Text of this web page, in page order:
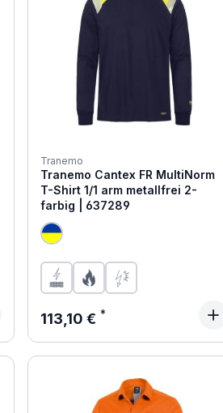
Tranemo
Tranemo Cantex FR MultiNorm
T-Shirt 1/1 arm metallfrei 2-
farbig | 637289
Regulärer Preis:
113,10 €